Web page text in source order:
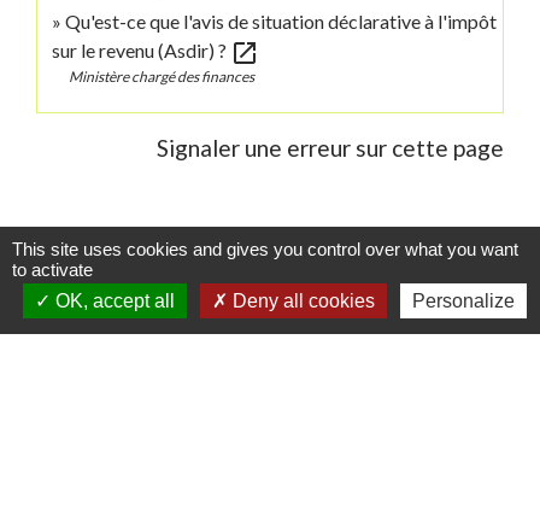
Qu'est-ce que l'avis de situation déclarative à l'impôt
sur le revenu (Asdir) ? open_in_new
Ministère chargé des finances
Signaler une erreur sur cette page
Contacts
Commune de Danne-et-Quatre-Vents
This site uses cookies and gives you control over what you want
to activate
OK, accept all
Deny all cookies Personalize